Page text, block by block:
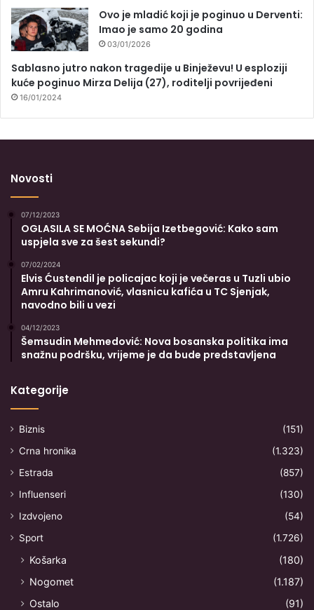
Ovo je mladić koji je poginuo u Derventi:
Imao je samo 20 godina
03/01/2026
Sablasno jutro nakon tragedije u Binježevu! U esploziji
kuće poginuo Mirza Delija (27), roditelji povrijeđeni
16/01/2024
Novosti
07/12/2023
OGLASILA SE MOĆNA Sebija Izetbegović: Kako sam
uspjela sve za šest sekundi?
07/02/2024
Elvis Ćustendil je policajac koji je večeras u Tuzli ubio
Amru Kahrimanović, vlasnicu kafića u TC Sjenjak,
navodno bili u vezi
04/12/2023
Šemsudin Mehmedović: Nova bosanska politika ima
snažnu podršku, vrijeme je da bude predstavljena
Kategorije
Biznis
(151)
Crna hronika
(1.323)
Estrada
(857)
Influenseri
(130)
Izdvojeno
(54)
Sport
(1.726)
Košarka
(180)
Nogomet
(1.187)
Ostalo
(91)